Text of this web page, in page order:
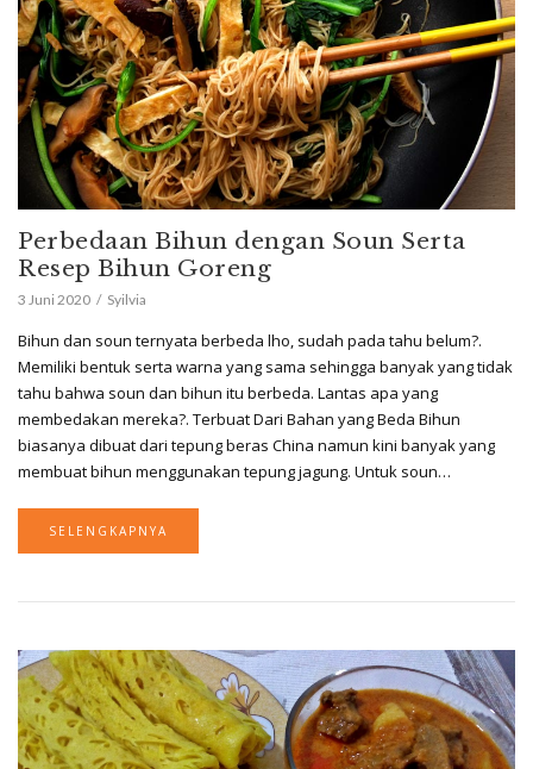
Perbedaan Bihun dengan Soun Serta
Resep Bihun Goreng
3 Juni 2020 Syilvia
Bihun dan soun ternyata berbeda lho, sudah pada tahu belum?.
Memiliki bentuk serta warna yang sama sehingga banyak yang tidak
tahu bahwa soun dan bihun itu berbeda. Lantas apa yang
membedakan mereka?. Terbuat Dari Bahan yang Beda Bihun
biasanya dibuat dari tepung beras China namun kini banyak yang
membuat bihun menggunakan tepung jagung. Untuk soun…
SELENGKAPNYA